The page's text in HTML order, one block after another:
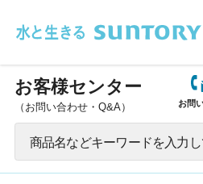
お客様センター
（お問い合わせ・Q&A） お問